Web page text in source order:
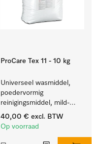
ProCare Tex 11 - 10 kg
Universeel wasmiddel,
poedervormig
reinigingsmiddel, mild-
alkalisch, 10 kg voor het
reinigen van wit wasgoed
40,00 € excl. BTW
Op voorraad